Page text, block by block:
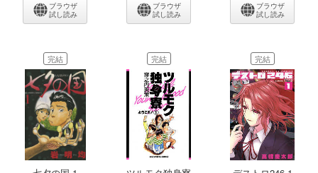
ブラウザ
試し読み
ブラウザ
試し読み
ブラウザ
試し読み
完結 完結 完結